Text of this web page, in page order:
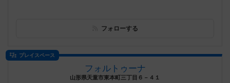
フォローする
プレイスペース
フォルトゥーナ
山形県天童市東本町三丁目６－４１